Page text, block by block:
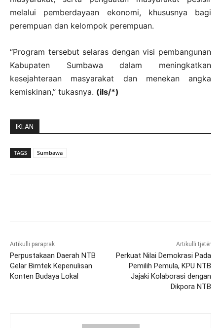
melalui pemberdayaan ekonomi, khususnya bagi
perempuan dan kelompok perempuan.
“Program tersebut selaras dengan visi pembangunan
Kabupaten Sumbawa dalam meningkatkan
kesejahteraan masyarakat dan menekan angka
kemiskinan,” tukasnya. (ils/*)
IKLAN
TAGS Sumbawa
Artikulli paraprak
Perpustakaan Daerah NTB
Gelar Bimtek Kepenulisan
Konten Budaya Lokal
Artikulli tjetër
Perkuat Nilai Demokrasi Pada
Pemilih Pemula, KPU NTB
Jajaki Kolaborasi dengan
Dikpora NTB